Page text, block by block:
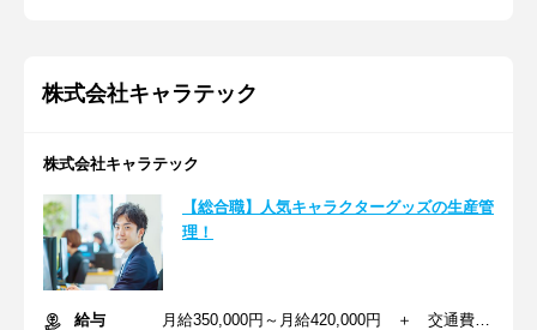
株式会社キャラテック
株式会社キャラテック
【総合職】人気キャラクターグッズの生産管
理！
給与
月給350,000円～月給420,000円 ＋ 交通費（月上限2万）